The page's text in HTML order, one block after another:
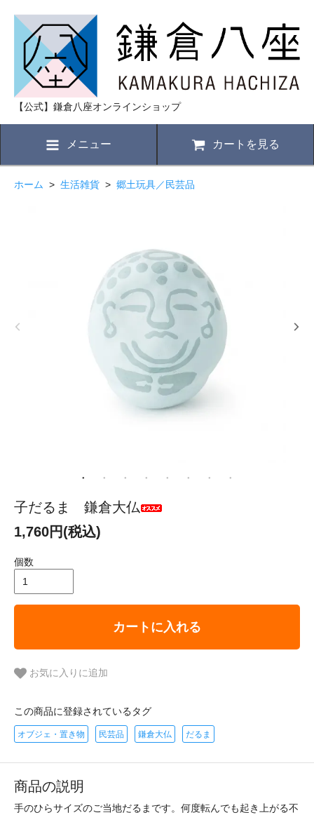
【公式】鎌倉八座オンラインショップ
メニュー カートを見る
ホーム > 生活雑貨 > 郷土玩具／民芸品
子だるま 鎌倉大仏
1,760円(税込)
個数
カートに入れる
お気に入りに追加
この商品に登録されているタグ
オブジェ・置き物 民芸品 鎌倉大仏 だるま
商品の説明
手のひらサイズのご当地だるまです。何度転んでも起き上がる不